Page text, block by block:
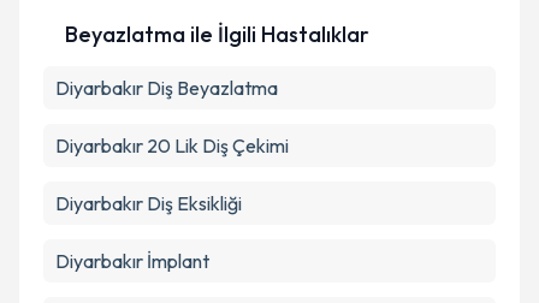
Beyazlatma ile İlgili Hastalıklar
Diyarbakır Diş Beyazlatma
Diyarbakır 20 Lik Diş Çekimi
Diyarbakır Diş Eksikliği
Diyarbakır İmplant